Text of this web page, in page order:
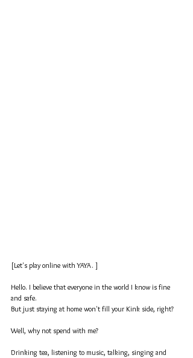
[Let's play online with YAYA. ]
Hello. I believe that everyone in the world I know is fine
and safe.
But just staying at home won't fill your Kink side, right?
Well, why not spend with me?
Drinking tea, listening to music, talking, singing and